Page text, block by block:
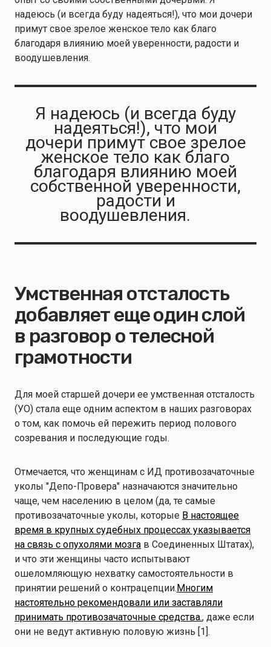
надеюсь (и всегда буду надеяться!), что мои дочери
примут свое зрелое женское тело как благо
благодаря влиянию моей уверенности, радости и
воодушевления.
Я надеюсь (и всегда буду
надеяться!), что мои
дочери примут свое зрелое
женское тело как благо
благодаря влиянию моей
собственной уверенности,
радости и
воодушевления.
Умственная отсталость
добавляет еще один слой
в разговор о телесной
грамотности
Для моей старшей дочери ее умственная отсталость
(УО) стала еще одним аспектом в наших разговорах
о том, как помочь ей пережить период полового
созревания и последующие годы.
Отмечается, что женщинам с ИД противозачаточные
уколы "Депо-Провера" назначаются значительно
чаще, чем населению в целом (да, те самые
противозачаточные уколы, которые В настоящее
время в крупных судебных процессах указывается
на связь с опухолями мозга в Соединенных Штатах),
и что эти женщины часто испытывают
ошеломляющую нехватку самостоятельности в
принятии решений о контрацепции.Многим
настоятельно рекомендовали или заставляли
принимать противозачаточные средства., даже если
они не ведут активную половую жизнь [1].